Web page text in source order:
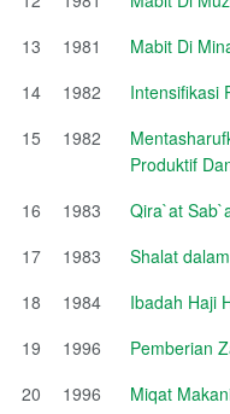
13
1981
Mabit Di
14
1982
Intensifikasi
15
1982
Produktif
16
1983
Qira`at
17
1983
Shalat
18
1984
Ibadah Haji
19
1996
Pemberian
20
1996
Miqat